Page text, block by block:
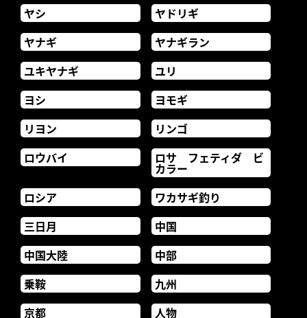
ヤシ
ヤドリギ
ヤナギ
ヤナギラン
ユキヤナギ
ユリ
ヨシ
ヨモギ
リヨン
リンゴ
ロウバイ
ロサ フェティダ ビ
カラー
ロシア
ワカサギ釣り
三日月
中国
中国大陸
中部
乗鞍
九州
京都
人物